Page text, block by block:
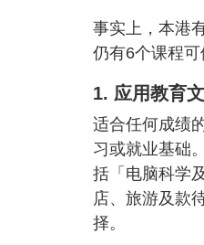
事实上，本港
仍有6个课程可
1. 应用教育
适合任何成绩
习或就业基础
括「电脑科学
店、旅游及款
择。